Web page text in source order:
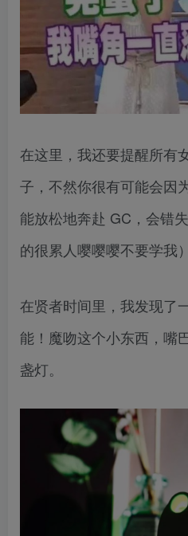
在这里，我还要提醒所有
子，不然你很有可能会因
能放松地奔赴 GC，会错
的很累人嘤嘤嘤不要学我）
在贤者时间里，我发现了
能！魔吻这个小东西，嘴
盏灯。